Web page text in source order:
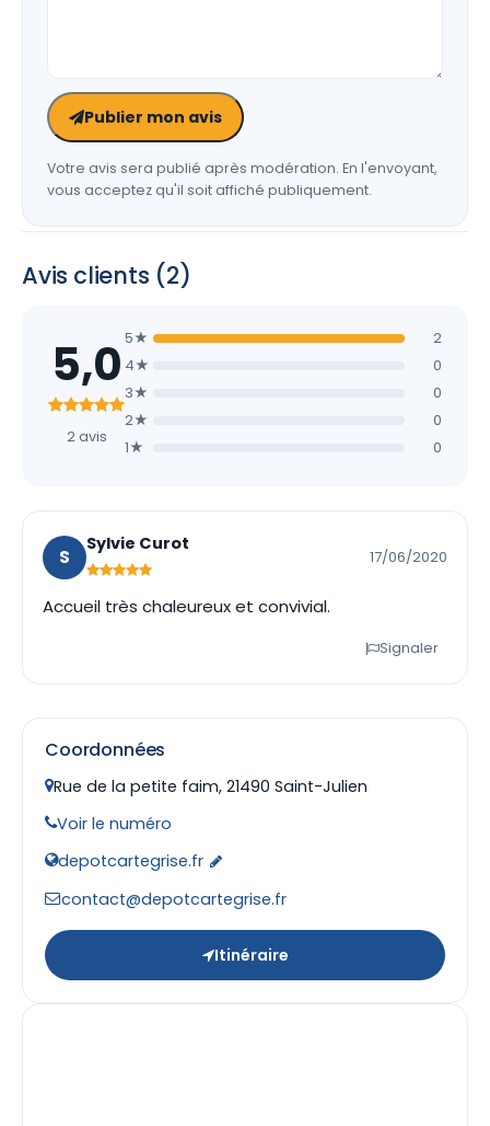
Publier mon avis
Votre avis sera publié après modération. En l'envoyant,
vous acceptez qu'il soit affiché publiquement.
Avis clients (2)
5,0
2 avis
5★
2
4★
0
3★
0
2★
0
1★
0
S
Sylvie Curot
17/06/2020
Accueil très chaleureux et convivial.
Signaler
Coordonnées
Rue de la petite faim, 21490 Saint-Julien
Voir le numéro
depotcartegrise.fr
contact@depotcartegrise.fr
Itinéraire